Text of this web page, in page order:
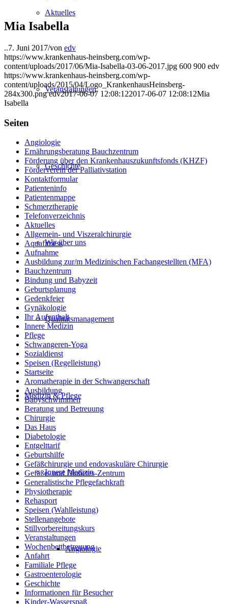
Aktuelles
Veranstaltungen
Geschichte
Wir über uns
Qualitätsmanagement
Medizin & Pflege
Innere Medizin
Angiologie
Mia Isabella
..7. Juni 2017/von edv
https://www.krankenhaus-heinsberg.com/wp-
content/uploads/2017/06/Mia-Isabella-03-06-2017.jpg 600 900 edv
https://www.krankenhaus-heinsberg.com/wp-
content/uploads/2015/04/Logo_KrankenhausHeinsberg-
284x300.png edv2017-06-07 12:08:122017-06-07 12:08:12Mia
Isabella
Seiten
Angiologie
Ernährungsberatung Bauchzentrum
Förderung über den Krankenhauszukunftsfonds (KHZF)
Förderverein der Palliativstation
Kontaktformular
Patienteninfo
Patientenmappe
Schmerztherapie
Telefonverzeichnis
Aktuelles
Allgemein- und Viszeralchirurgie
Aquafitness
Aufnahme
Ausbildung zur/m Medizinischen Fachangestellten (MFA)
Bauchzentrum
Bindung und Babyzeit
Geburtsplanung
Gedenkfeier
Gynäkologie
Ihr Aufenthalt
Innere Medizin
Pflege
Schwangeren-Yoga
Sozialdienst
Speisen (Regelleistung)
Startseite
Aromatherapie in der Schwangerschaft
Ausbildung
Babyschwimmen
Beratung und Betreuung
Chirurgie
Das Haus
Diabetologie
Entgelttarif
Geburtshilfe
Gefäßchirurgie und endovaskuläre Chirurgie
Gefäße- und Diabetes-Zentrum
Generalistische Pflegefachkraft
Physiotherapie
Rehasport
Speisen (Wahlleistung)
Stellenangebote
Stillvorbereitungskurs
Veranstaltungen
Wochenbettbetreuung
Anfahrt
Familiale Pflege
Gastroenterologie
Geschichte
Informationen für Besucher
Kinder-Wasserspaß